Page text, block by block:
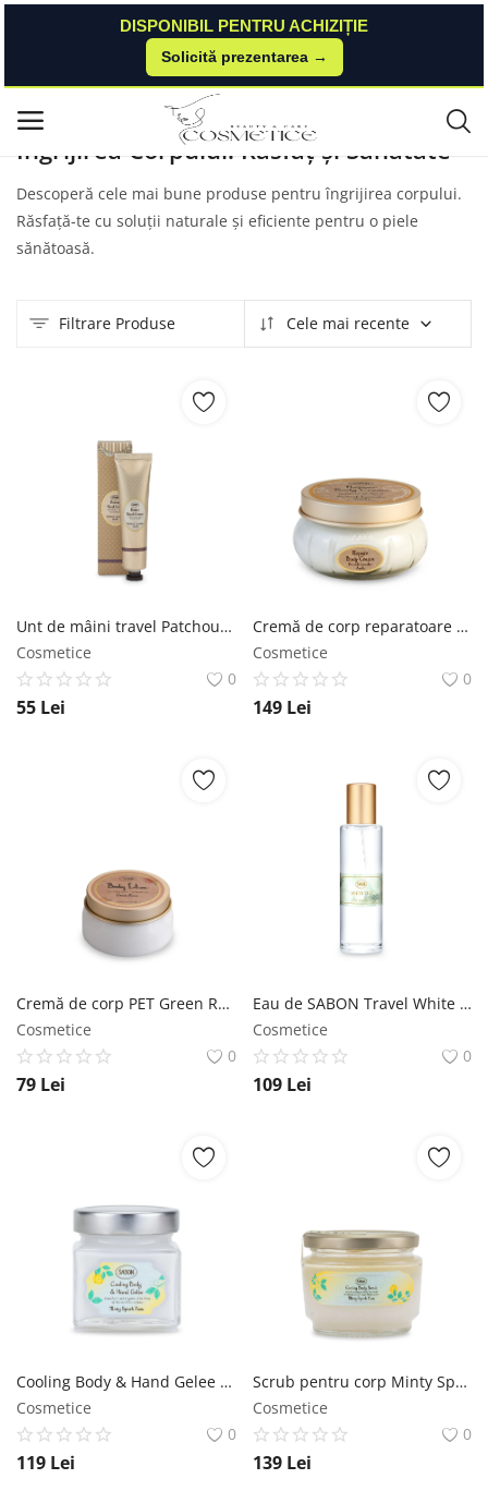
DISPONIBIL PENTRU ACHIZIȚIE
Solicită prezentarea →
Meniu principal
Acasă
Autentificare
Înregistrare
Sabon Îngrijirea Corpului
Îngrijirea Corpului: Răsfăț și Sănătate
Descoperă cele mai bune produse pentru îngrijirea corpului.
Răsfață-te cu soluții naturale și eficiente pentru o piele
sănătoasă.
Filtrare Produse Cele mai recente
Unt de mâini travel Patchouli - Lavender - Vanilla SABON
Cosmetice
0
55 Lei
Cremă de corp reparatoare Paciulie - Lavandă - Vanilie SABON
Cosmetice
0
149 Lei
Cremă de corp PET Green Rose SABON
Cosmetice
0
79 Lei
Eau de SABON Travel White Tea SABON
Cosmetice
0
109 Lei
Cooling Body & Hand Gelee Minty Spark Yuzu SABON
Cosmetice
0
119 Lei
Scrub pentru corp Minty Spark Yuzu SABON
Cosmetice
0
139 Lei